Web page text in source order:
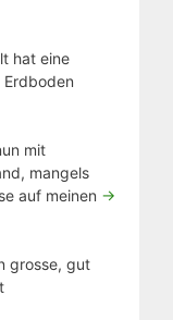
hat eine
mit
mangels
auf meinen ->
grosse, gut